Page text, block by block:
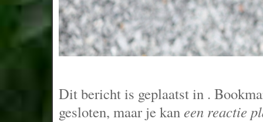
Dit bericht is geplaatst in .
gesloten, maar je kaneen reactie